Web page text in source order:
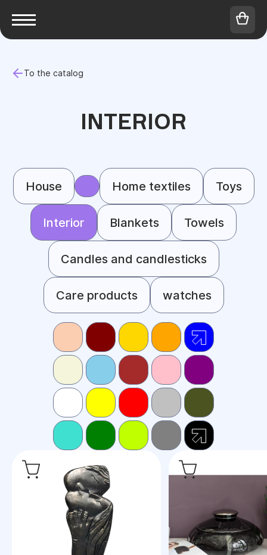
To the catalog
INTERIOR
House Home textiles Toys
Interior Blankets Towels
Candles and candlesticks
Care products watches